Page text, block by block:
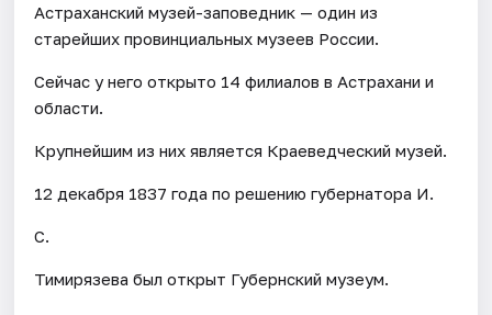
Астраханский музей-заповедник — один из
старейших провинциальных музеев России.
Сейчас у него открыто 14 филиалов в Астрахани и
области.
Крупнейшим из них является Краеведческий музей.
12 декабря 1837 года по решению губернатора И.
С.
Тимирязева был открыт Губернский музеум.